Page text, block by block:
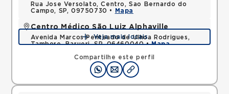
Compartilhe este perfil
Rua Jose Versolato, Centro, Sao Bernardo do
Campo, SP, 09750730 •
Mapa
Centro Médico São Luiz Alphaville
Avenida Marcos Penteado de Ulhoa Rodrigues,
Tambore, Barueri, SP, 06460040 •Mapa
Veja mais locais